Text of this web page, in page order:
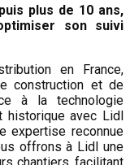
plus de 10 ans,
son suivi
en France,
construction et de
à la technologie
historique avec Lidl
expertise reconnue
offrons à Lidl une